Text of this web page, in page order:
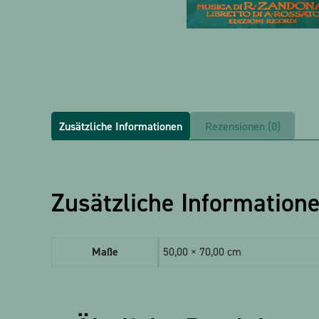
Zusätzliche Informationen Rezensionen (0)
Zusätzliche
Maße 50,00 × 70,00 cm